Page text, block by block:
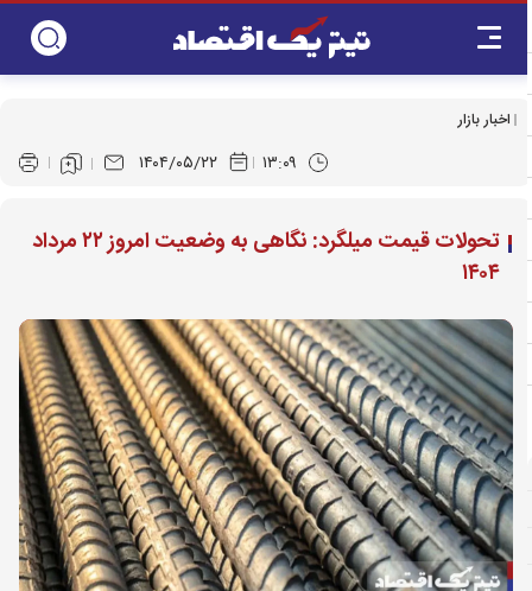
اخبار بازار
۱۴۰۴/۰۵/۲۲ ۱۳:۰۹
تحولات قیمت میلگرد: نگاهی به وضعیت امروز ۲۲ مرداد
۱۴۰۴